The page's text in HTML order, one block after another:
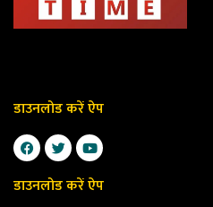
डाउनलोड करें ऐप
डाउनलोड करें ऐप